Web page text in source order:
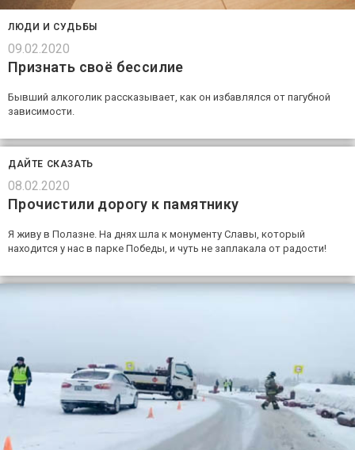
ЛЮДИ И СУДЬБЫ
09.02.2020
Признать своё бессилие
Бывший алкоголик рассказывает, как он избавлялся от пагубной
зависимости.
ДАЙТЕ СКАЗАТЬ
08.02.2020
Прочистили дорогу к памятнику
Я живу в Полазне. На днях шла к монументу Славы, который
находится у нас в парке Победы, и чуть не заплакала от радости!